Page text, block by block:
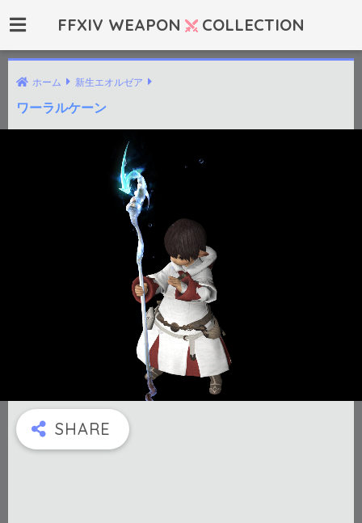
FFXIV WEAPON COLLECTION
ホーム 新生エオルゼア
ワーラルケーン